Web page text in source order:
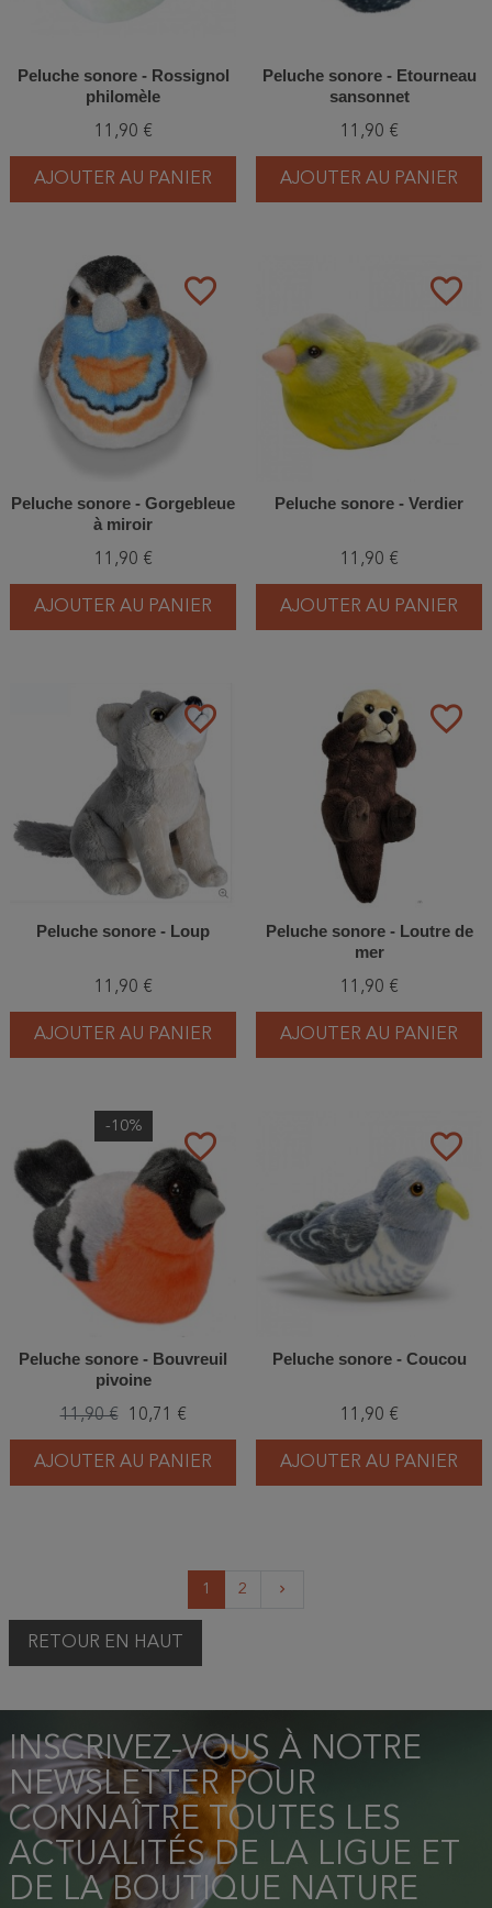
Peluche sonore - Rossignol
philomèle
11,90 €
AJOUTER AU PANIER
Peluche sonore - Etourneau
sansonnet
11,90 €
AJOUTER AU PANIER
favorite_border
Peluche sonore - Gorgebleue
à miroir
11,90 €
AJOUTER AU PANIER
favorite_border
Peluche sonore - Verdier
11,90 €
AJOUTER AU PANIER
favorite_border
Peluche sonore - Loup
11,90 €
AJOUTER AU PANIER
favorite_border
Peluche sonore - Loutre de
mer
11,90 €
AJOUTER AU PANIER
favorite_border
-10%
Peluche sonore - Bouvreuil
pivoine
11,90 € 10,71 €
AJOUTER AU PANIER
favorite_border
Peluche sonore - Coucou
11,90 €
AJOUTER AU PANIER
1 2 keyboard_arrow_right
RETOUR EN HAUT
INSCRIVEZ-VOUS À NOTRE
NEWSLETTER POUR
CONNAÎTRE TOUTES LES
ACTUALITÉS DE LA LIGUE ET
DE LA BOUTIQUE NATURE